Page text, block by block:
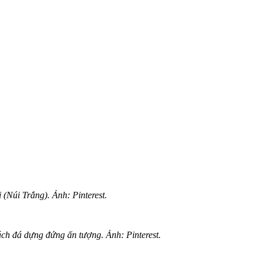
Trắng). Ảnh: Pinterest.
đá dựng đứng ấn tượng. Ảnh: Pinterest.